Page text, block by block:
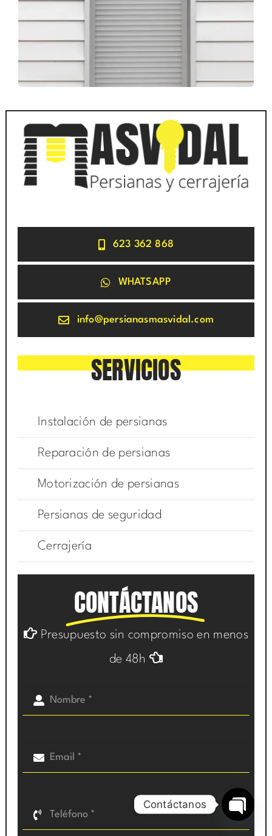
623 362 868
WHATSAPP
info@persianasmasvidal.com
SERVICIOS
Instalación de persianas
Reparación de persianas
Motorización de persianas
Persianas de seguridad
Cerrajería
CONTÁCTANOS
Presupuesto sin compromiso en menos
de 48h
Contáctanos